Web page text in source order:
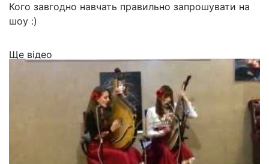
Кого завгодно навчать правильно запрошувати на
шоу :)
Ще відео